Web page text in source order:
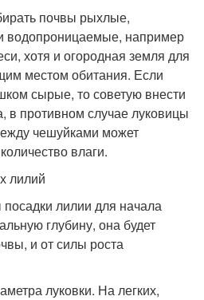
почвы рыхлые,
водопроницаемые, например
хотя и огородная земля для
местом обитания. Если
сырые, то советую внести
в противном случае луковицы
чешуйками может
влаги.
лилий
лилии для начала
глубину, она будет
и от силы роста
луковки. На легких,